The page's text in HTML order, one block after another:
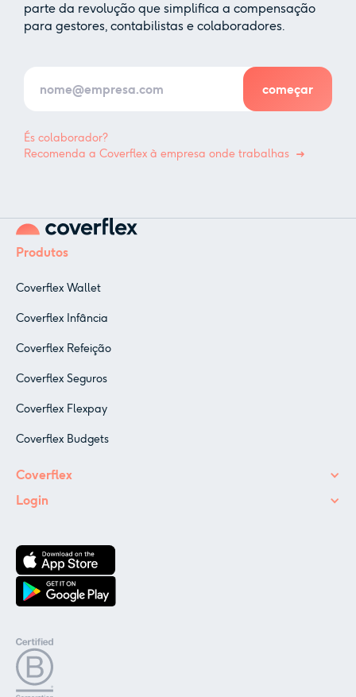
parte da revolução que simplifica a compensação
para gestores, contabilistas e colaboradores.
És colaborador?
Recomenda a Coverflex à empresa onde trabalhas
Produtos
Coverflex Wallet
Coverflex Infância
Coverflex Refeição
Coverflex Seguros
Coverflex Flexpay
Coverflex Budgets
Coverflex
Login